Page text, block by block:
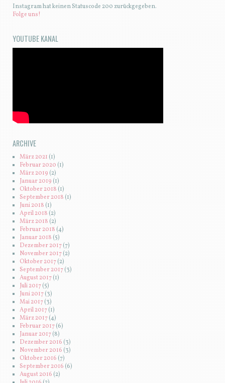
Instagram hat keinen Statuscode 200 zurückgegeben.
Folge uns!
YOUTUBE KANAL
ARCHIVE
März 2021(1)
Februar 2020 (1)
März 2019 (2)
Januar 2019 (1)
Oktober 2018(1)
September 2018 (1)
Juni 2018 (1)
April 2018(2)
März 2018 (2)
Februar 2018(4)
Januar 2018 (5)
Dezember 2017(7)
November 2017(2)
Oktober 2017(2)
September 2017(3)
August 2017(1)
Juli 2017(5)
Juni 2017(3)
Mai 2017(3)
April 2017(1)
März 2017(4)
Februar 2017(6)
Januar 2017(8)
Dezember 2016 (3)
November 2016 (3)
Oktober 2016(7)
September 2016 (6)
August 2016(2)